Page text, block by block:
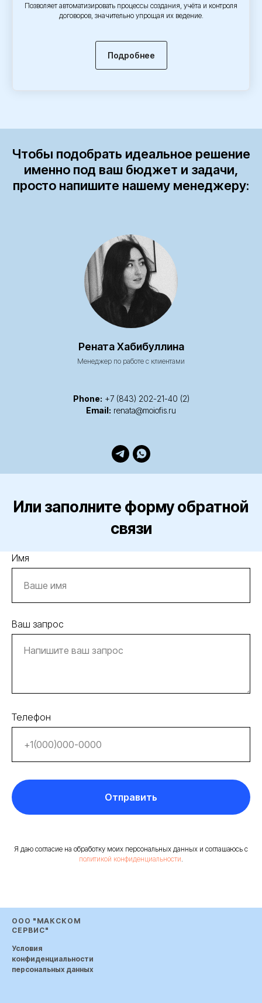
Позволяет автоматизировать процессы создания, учёта и контроля
договоров, значительно упрощая их ведение.
Подробнее
Чтобы подобрать идеальное решение
именно под ваш бюджет и задачи,
просто напишите нашему менеджеру:
Рената Хабибуллина
Менеджер по работе с клиентами
Phone: +7 (843) 202-21-40 (2)
Email: renata@moiofis.ru
Или заполните форму обратной
связи
Имя
Ваш запрос
Телефон
Отправить
Я даю согласие на обработку моих персональных данных и соглашаюсь с
политикой конфиденциальности
ООО "МАКСКОМ
СЕРВИС"
Условия
конфиденциальности
персональных данных